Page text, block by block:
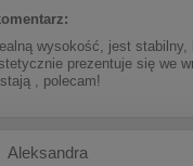
wysokość, jest stabilny,
prezentuje się we
, polecam!
Aleksandra